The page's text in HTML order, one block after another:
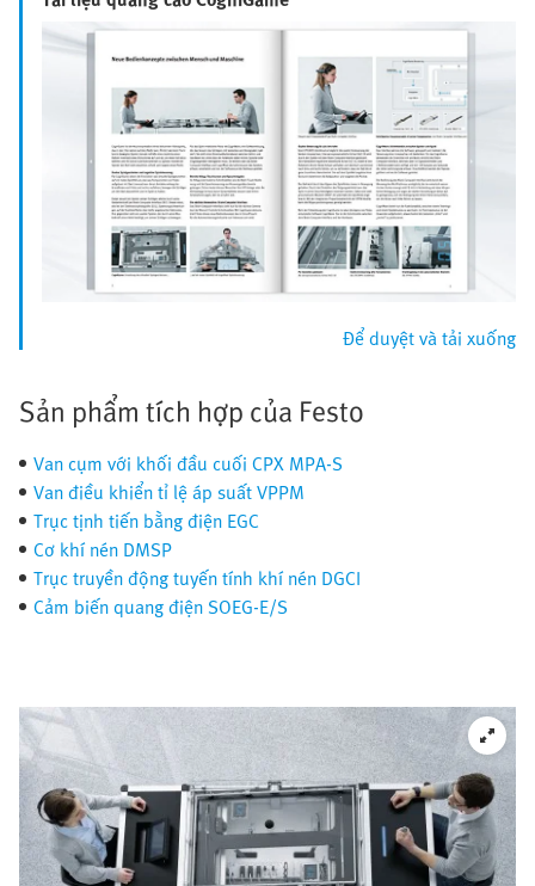
Để duyệt và tải xuống
Sản phẩm tích hợp của Festo
Van cụm với khối đầu cuối CPX MPA-S
Van điều khiển tỉ lệ áp suất VPPM
Trục tịnh tiến bằng điện EGC
Cơ khí nén DMSP
Trục truyền động tuyến tính khí nén DGCI
Cảm biến quang điện SOEG-E/S